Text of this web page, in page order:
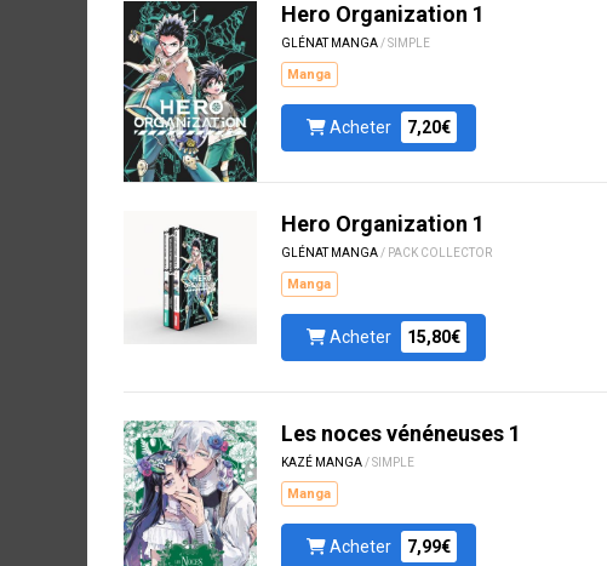
Hero Organization 1
GLÉNAT MANGA / SIMPLE
Manga
Acheter 7,20€
Hero Organization 1
GLÉNAT MANGA / PACK COLLECTOR
Manga
Acheter 15,80€
Les noces vénéneuses 1
KAZÉ MANGA / SIMPLE
Manga
Acheter 7,99€